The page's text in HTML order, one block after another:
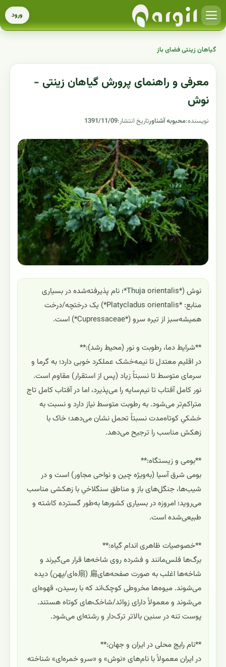
ورود
گیاهان زینتی فضای باز
معرفی و راهنمای پرورش گیاهان زینتی -
نوش
نویسنده:محبوبه آشناورتاریخ انتشار:1391/11/09
نوش (*Thuja orientalis*؛ نام پذیرفته‌شده در بسیاری
منابع: *Platycladus orientalis*) یک درختچه/درخت
همیشه‌سبز از تیره سرو (*Cupressaceae*) است.
**شرایط دما، رطوبت و نور (محیط رشد):**
در اقلیم معتدل تا نیمه‌خشک عملکرد خوبی دارد؛ به گرما و
سرمای متوسط تا نسبتاً زیاد (پس از استقرار) مقاوم است.
نور کامل آفتاب تا نیم‌سایه را می‌پذیرد، اما در آفتاب کامل تاج
متراکم‌تر می‌شود. به رطوبت متوسط نیاز دارد و نسبت به
خشکیِ کوتاه‌مدت نسبتاً تحمل نشان می‌دهد؛ خاک با
زهکش مناسب را ترجیح می‌دهد.
**بومی و زیستگاه:**
بومی شرق آسیا (به‌ویژه چین و نواحی مجاور) است و در
شیب‌ها، جنگل‌های باز و مناطق سنگلاخیِ با زهکشی مناسب
می‌روید؛ امروزه در بسیاری کشورها به‌طور گسترده کاشته و
طبیعی‌شده است.
**خصوصیات ظاهری اندام گیاه:**
برگ‌ها فلس‌مانند و فشرده روی شاخه‌ها قرار می‌گیرند و
شاخه‌ها اغلب به صورت صفحه‌های扁 (扇ه‌ای/پهن) دیده
می‌شوند. میوه‌ها مخروطی کوچک‌اند که با رسیدن، قهوه‌ای
می‌شوند و معمولاً دارای زوائد/شاخک‌های کوتاه هستند.
پوست تنه در سنین بالاتر ترک‌دار و رشته‌ای می‌شود.
**نام رایج محلی در ایران و جهان:**
در ایران معمولاً با نام‌های «نوش» و «سرو خمره‌ای» شناخته